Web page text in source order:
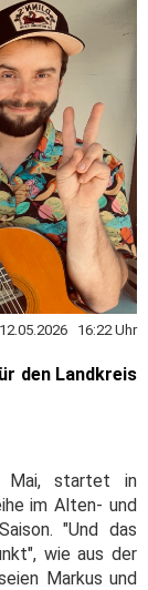
16:22 Uhr
den Landkreis
Mai, startet in
im Alten- und
"Und das
wie aus der
Markus und